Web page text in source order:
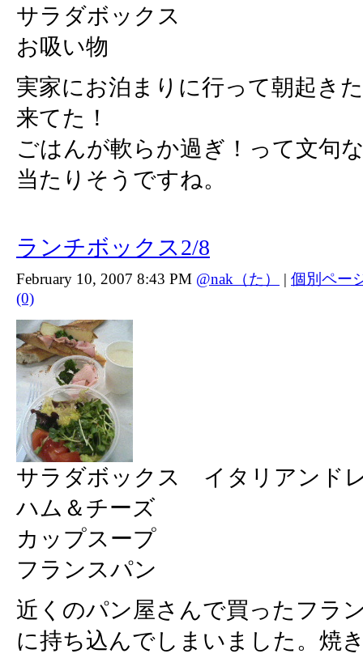
サラダボックス
お吸い物
実家にお泊まりに行って朝起き
来てた！
ごはんが軟らか過ぎ！って文句
当たりそうですね。
ランチボックス2/8
February 10, 2007 8:43 PM @nak（た） | 個別ペー
(0)
サラダボックス イタリアンド
ハム＆チーズ
カップスープ
フランスパン
近くのパン屋さんで買ったフラ
に持ち込んでしまいました。焼